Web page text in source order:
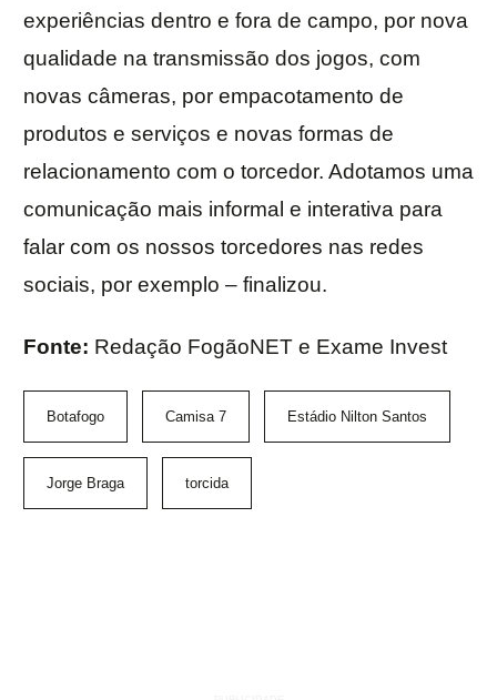
experiências dentro e fora de campo, por nova
qualidade na transmissão dos jogos, com
novas câmeras, por empacotamento de
produtos e serviços e novas formas de
relacionamento com o torcedor. Adotamos uma
comunicação mais informal e interativa para
falar com os nossos torcedores nas redes
sociais, por exemplo – finalizou.
Fonte: Redação FogãoNET e Exame Invest
Botafogo Camisa 7 Estádio Nilton Santos
Jorge Braga torcida